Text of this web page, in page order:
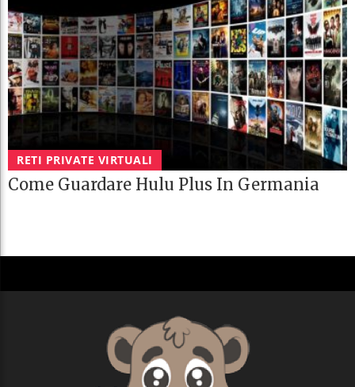
RETI PRIVATE VIRTUALI
Come Guardare Hulu Plus In Germania